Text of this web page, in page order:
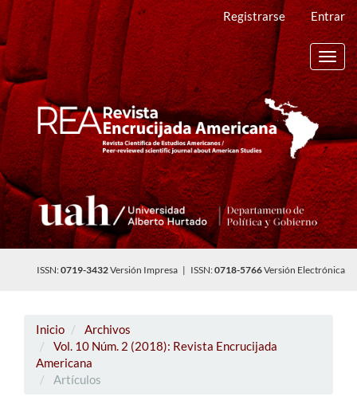
Navegación
principal
Contenido
principal
Barra
lateral
Registrarse Entrar
ISSN:0719-3432Versión Impresa | ISSN:0718-5766Versión Electrónica
Inicio
Archivos
Vol. 10 Núm. 2 (2018): Revista Encrucijada
Americana
Artículos